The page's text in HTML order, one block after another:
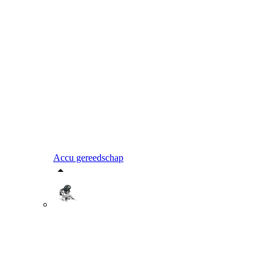
Accu gereedschap